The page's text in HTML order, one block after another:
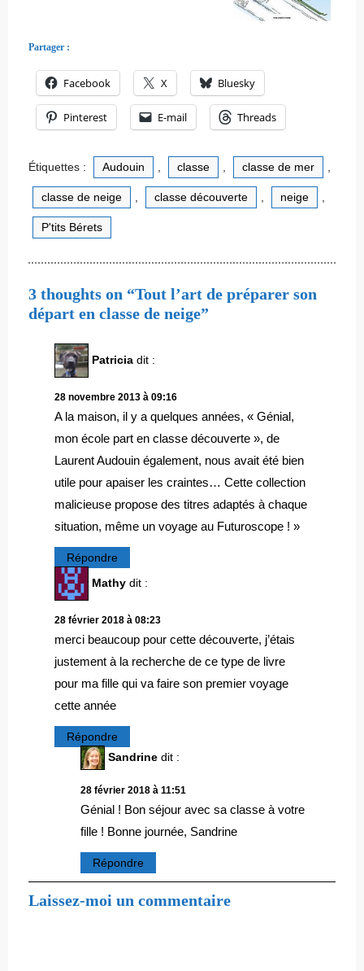
Partager :
Facebook X Bluesky
Pinterest E-mail Threads
Étiquettes : Audouin classe classe de mer
classe de neige classe découverte neige
P'tits Bérets
3 thoughts on “Tout l’art de préparer son
départ en classe de neige”
Patricia dit :
28 novembre 2013 à 09:16
A la maison, il y a quelques années, « Génial,
mon école part en classe découverte », de
Laurent Audouin également, nous avait été bien
utile pour apaiser les craintes… Cette collection
malicieuse propose des titres adaptés à chaque
situation, même un voyage au Futuroscope ! »
Répondre
Mathy dit :
28 février 2018 à 08:23
merci beaucoup pour cette découverte, j’étais
justement à la recherche de ce type de livre
pour ma fille qui va faire son premier voyage
cette année
Répondre
Sandrine dit :
28 février 2018 à 11:51
Génial ! Bon séjour avec sa classe à votre
fille ! Bonne journée, Sandrine
Répondre
Laissez-moi un commentaire